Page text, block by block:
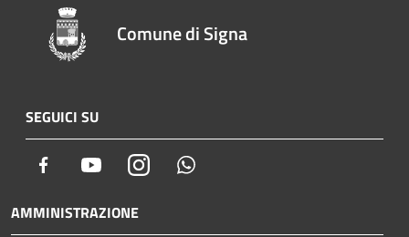
Comune di Signa
SEGUICI SU
Facebook YoutubeInstagram
AMMINISTRAZIONE